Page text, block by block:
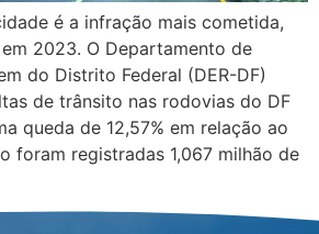
é a infração mais cometida,
2023. O Departamento de
do Distrito Federal (DER-DF)
de trânsito nas rodovias do DF
queda de 12,57% em relação ao
foram registradas 1,067 milhão de